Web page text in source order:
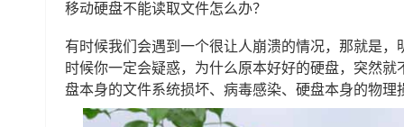
移动硬盘不能读取文件怎么办？
有时候我们会遇到一个很让人崩溃的情况，那就是
时候你一定会疑惑，为什么原本好好的硬盘，突然
盘本身的文件系统损坏、病毒感染、硬盘本身的物